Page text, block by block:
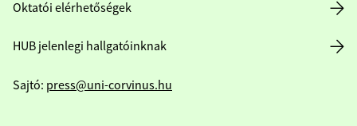
Oktatói elérhetőségek
HUB jelenlegi hallgatóinknak
Sajtó: press@uni-corvinus.hu